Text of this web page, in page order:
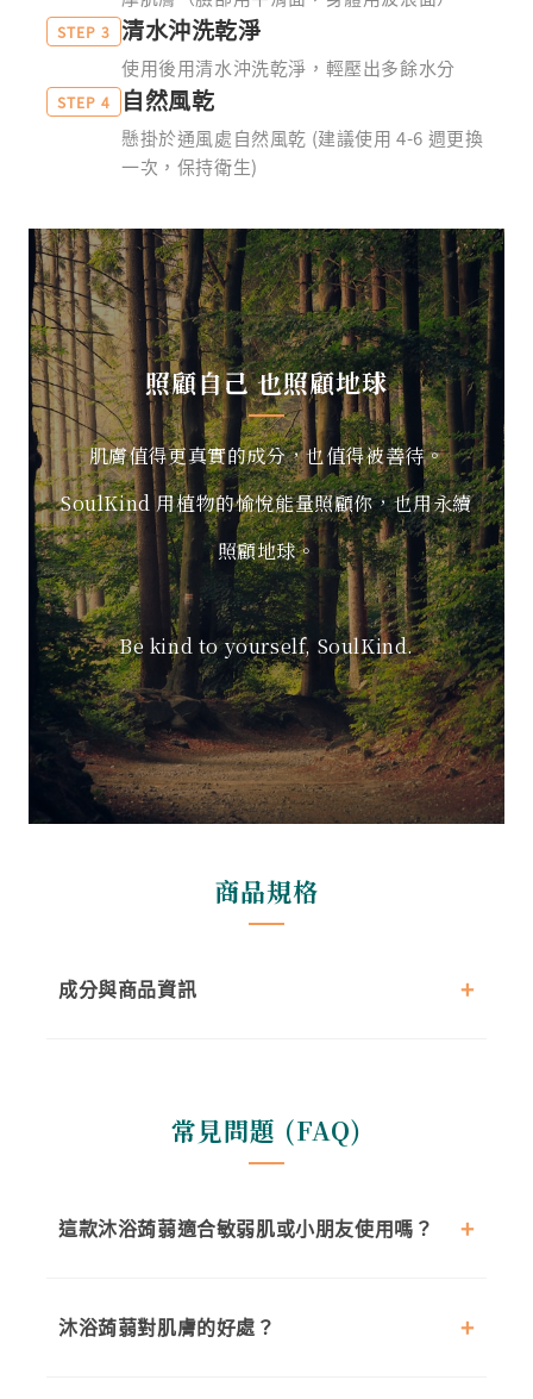
STEP 3 清水沖洗乾淨
使用後用清水沖洗乾淨，輕壓出多餘水分
STEP 4 自然風乾
懸掛於通風處自然風乾 (建議使用 4-6 週更換
一次，保持衛生)
照顧自己 也照顧地球
肌膚值得更真實的成分，也值得被善待。
SoulKind 用植物的愉悅能量照顧你，也用永續
照顧地球。
Be kind to yourself, SoulKind.
商品規格
成分與商品資訊
常見問題 (FAQ)
這款沐浴蒟蒻適合敏弱肌或小朋友使用嗎？
沐浴蒟蒻對肌膚的好處？